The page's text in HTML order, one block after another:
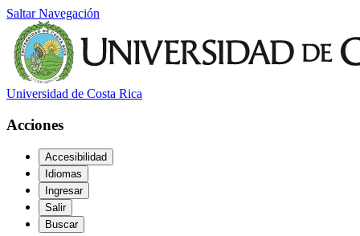
Saltar Navegación
Universidad de Costa Rica
Acciones
Accesibilidad
Idiomas
Ingresar
Salir
Buscar